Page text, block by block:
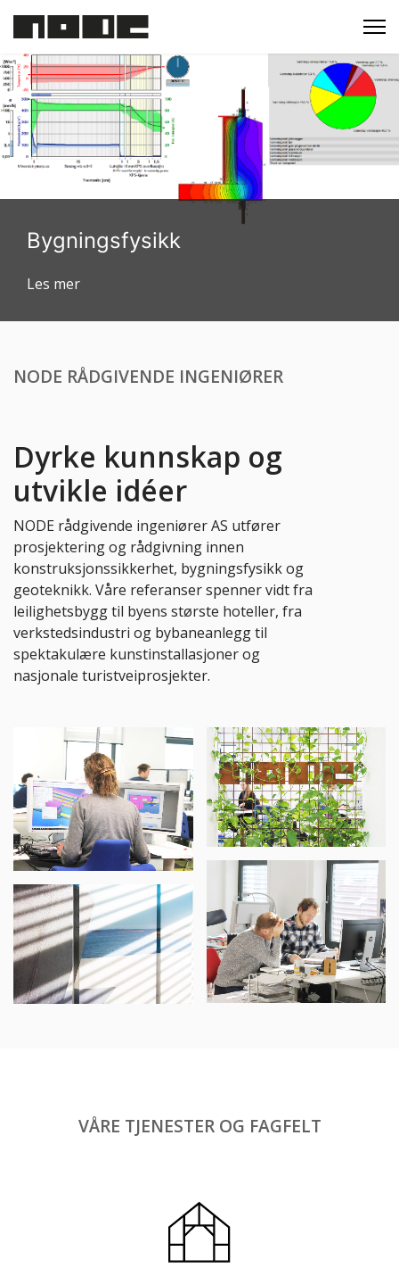
NODE RÅDGIVENDE INGENIØRER
Dyrke kunnskap og
utvikle idéer
NODE rådgivende ingeniører AS utfører
prosjektering og rådgivning innen
konstruksjonssikkerhet, bygningsfysikk og
geoteknikk. Våre referanser spenner vidt fra
leilighetsbygg til byens største hoteller, fra
verkstedsindustri og bybaneanlegg til
spektakulære kunstinstallasjoner og
nasjonale turistveiprosjekter.
VÅRE TJENESTER OG FAGFELT